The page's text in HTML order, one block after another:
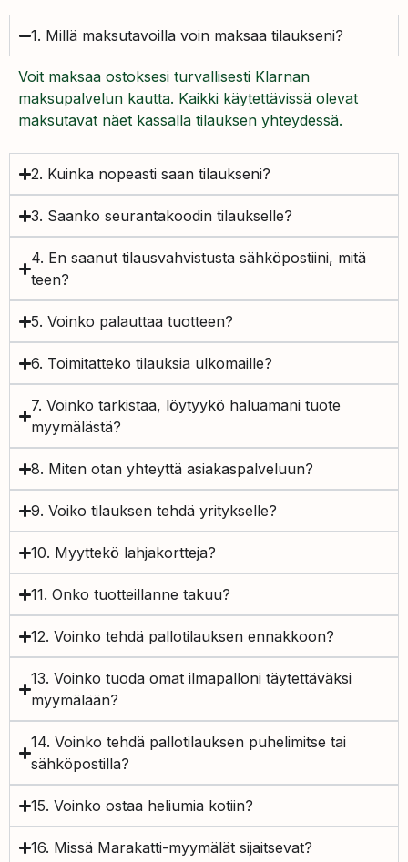
1. Millä maksutavoilla voin maksaa tilaukseni?
Voit maksaa ostoksesi turvallisesti Klarnan
maksupalvelun kautta. Kaikki käytettävissä olevat
maksutavat näet kassalla tilauksen yhteydessä.
2. Kuinka nopeasti saan tilaukseni?
3. Saanko seurantakoodin tilaukselle?
4. En saanut tilausvahvistusta sähköpostiini, mitä
teen?
5. Voinko palauttaa tuotteen?
6. Toimitatteko tilauksia ulkomaille?
7. Voinko tarkistaa, löytyykö haluamani tuote
myymälästä?
8. Miten otan yhteyttä asiakaspalveluun?
9. Voiko tilauksen tehdä yritykselle?
10. Myyttekö lahjakortteja?
11. Onko tuotteillanne takuu?
12. Voinko tehdä pallotilauksen ennakkoon?
13. Voinko tuoda omat ilmapalloni täytettäväksi
myymälään?
14. Voinko tehdä pallotilauksen puhelimitse tai
sähköpostilla?
15. Voinko ostaa heliumia kotiin?
16. Missä Marakatti-myymälät sijaitsevat?